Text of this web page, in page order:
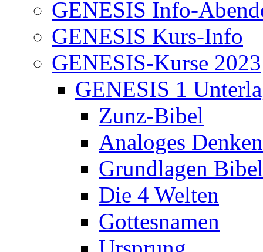
GENESIS Info-
GENESIS Kurs-Info
GENESIS-Kurse 2023
GENESIS 1
Zunz-Bibel
Analoges Denken
Grundlagen Bibel
Die 4 Welten
Gottesnamen